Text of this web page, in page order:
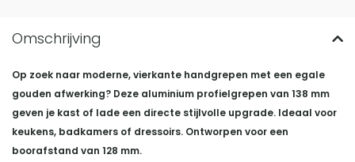
Op zoek naar moderne, vierkante handgrepen met een egale
gouden afwerking? Deze aluminium profielgrepen van 138 mm
geven je kast of lade een directe stijlvolle upgrade. Ideaal voor
keukens, badkamers of dressoirs. Ontworpen voor een
boorafstand van 128 mm.